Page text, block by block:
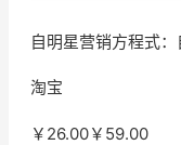
自明星营销方程式
淘宝
￥26.00￥59.00